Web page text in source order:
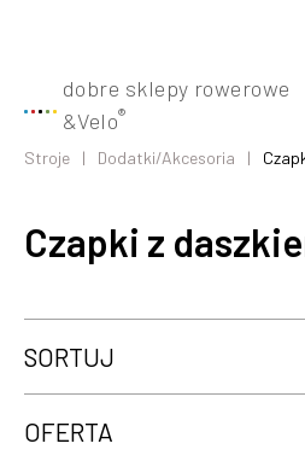
dobre sklepy rowerowe
&Velo®
Stroje Dodatki/Akcesoria
Czapki z
SORTUJ
OFERTA